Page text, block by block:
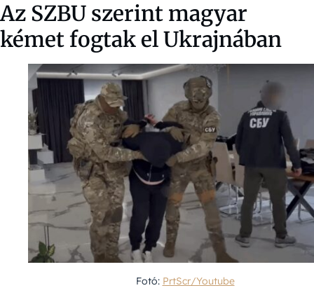
Az SZBU szerint magyar
kémet fogtak el Ukrajnában
Fotó: PrtScr/Youtube